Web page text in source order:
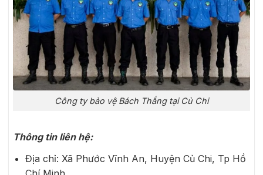
Công ty bảo vệ Bách Thắng tại Củ Chi
Thông tin liên hệ:
Địa chỉ: Xã Phước Vĩnh An, Huyện Củ Chi, Tp Hồ